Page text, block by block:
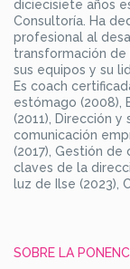
diciecisiete años
Consultoría. Ha
profesional al
transformación de
sus equipos y su
Es coach
estómago (2008),
(2011), Dirección y
comunicación
(2017), Gestión de
claves de la
luz de Ilse (2023),
SOBRE LA